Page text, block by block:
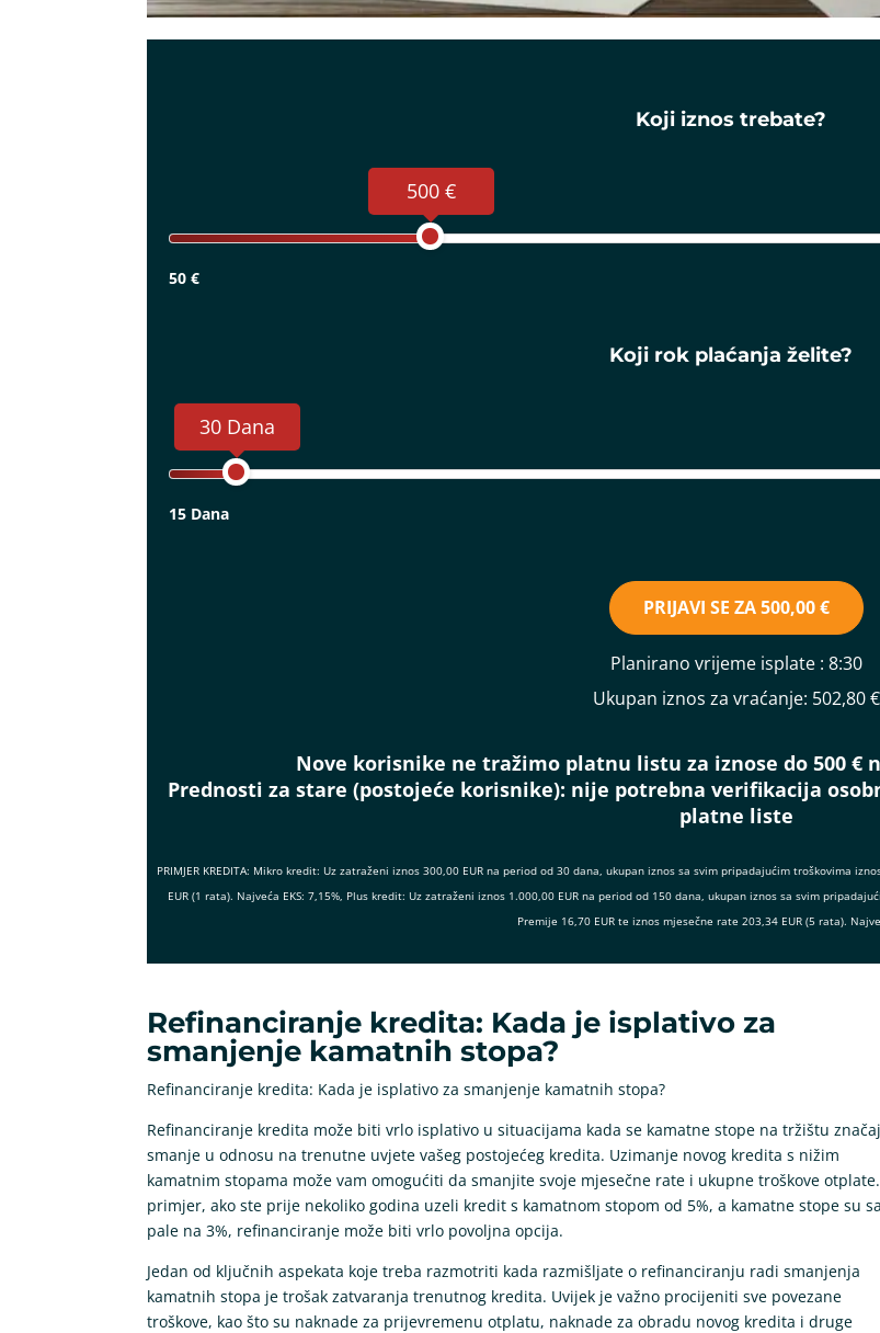
Koji iznos trebate?
500 €
50 €
Koji rok plaćanja želite?
30 Dana
15 Dana
PRIJAVI SE ZA500,00 €
Planirano vrijeme isplate : 8:30
Ukupan iznos za vraćanje: 502,80 €
Nove korisnike ne tražimo platnu listu za iznose do 500 €
Prednosti za stare (postojeće korisnike): nije potrebna verifikacija
platne liste
PRIMJER KREDITA: Mikro kredit: Uz zatraženi iznos 300,00 EUR na period od 30 dana, ukupan iznos sa svim pripadajućim troškovima
EUR (1 rata). Najveća EKS: 7,15%, Plus kredit: Uz zatraženi iznos 1.000,00 EUR na period od 150 dana, ukupan iznos sa svim
Premije 16,70 EUR te iznos mjesečne rate 203,34 EUR (5 rata).
Refinanciranje kredita: Kada je isplativo za
smanjenje kamatnih stopa?
Refinanciranje kredita: Kada je isplativo za smanjenje kamatnih stopa?
Refinanciranje kredita može biti vrlo isplativo u situacijama kada se kamatne stope na tržištu
smanje u odnosu na trenutne uvjete vašeg postojećeg kredita. Uzimanje novog kredita s nižim
kamatnim stopama može vam omogućiti da smanjite svoje mjesečne rate i ukupne troškove
primjer, ako ste prije nekoliko godina uzeli kredit s kamatnom stopom od 5%, a kamatne stope su
pale na 3%, refinanciranje može biti vrlo povoljna opcija.
Jedan od ključnih aspekata koje treba razmotriti kada razmišljate o refinanciranju radi smanjenja
kamatnih stopa je trošak zatvaranja trenutnog kredita. Uvijek je važno procijeniti sve povezane
troškove, kao što su naknade za prijevremenu otplatu, naknade za obradu novog kredita i druge